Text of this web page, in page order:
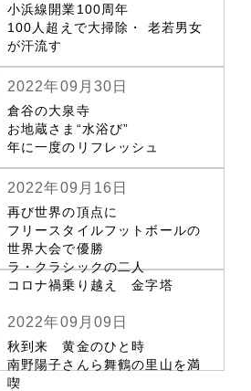
小浜線開業100周年
100人超えで大掃除・ 老若男女
が汗流す
2022年09月30日
倉谷の大泉寺
お地蔵さま“水浴び”
年に一度のリフレッシュ
2022年09月16日
再び世界の頂点に
フリースタイルフットボールの
世界大会で優勝
ラ・クラシックの二人
コロナ禍乗り越え 金字塔
2022年09月09日
秋到来 黄金のひと時
南野陽子さんら舞鶴の里山を満
喫